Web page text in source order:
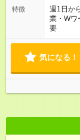
特徴 週1日か
業・Wワ
要
気になる！